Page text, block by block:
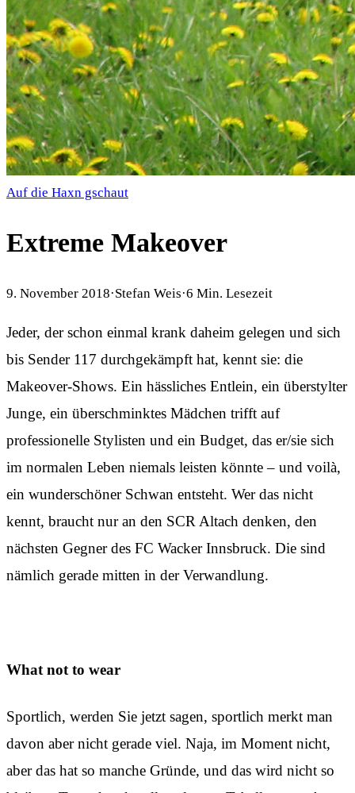
Auf die Haxn gschaut
Extreme Makeover
9. November 2018·Stefan Weis·6 Min. Lesezeit
Jeder, der schon einmal krank daheim gelegen und sich
bis Sender 117 durchgekämpft hat, kennt sie: die
Makeover-Shows. Ein hässliches Entlein, ein überstylter
Junge, ein überschminktes Mädchen trifft auf
professionelle Stylisten und ein Budget, das er/sie sich
im normalen Leben niemals leisten könnte – und voilà,
ein wunderschöner Schwan entsteht. Wer das nicht
kennt, braucht nur an den SCR Altach denken, den
nächsten Gegner des FC Wacker Innsbruck. Die sind
nämlich gerade mitten in der Verwandlung.
What not to wear
Sportlich, werden Sie jetzt sagen, sportlich merkt man
davon aber nicht gerade viel. Naja, im Moment nicht,
aber das hat so manche Gründe, und das wird nicht so